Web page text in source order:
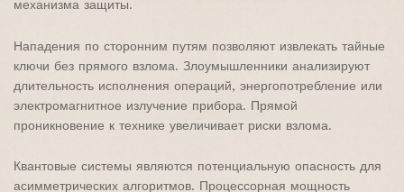
механизма защиты.
Нападения по сторонним путям позволяют извлекать тайные
ключи без прямого взлома. Злоумышленники анализируют
длительность исполнения операций, энергопотребление или
электромагнитное излучение прибора. Прямой
проникновение к технике увеличивает риски взлома.
Квантовые системы являются потенциальную опасность для
асимметрических алгоритмов. Процессорная мощность